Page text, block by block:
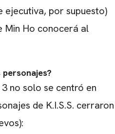
ejecutiva, por supuesto)
Min Ho conocerá al
no solo se centró en
de K.I.S.S. cerraron